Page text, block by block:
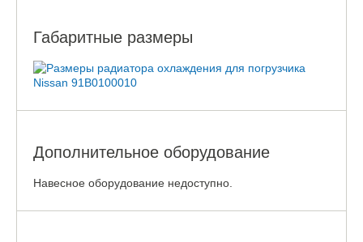
Габаритные размеры
Дополнительное оборудование
Навесное оборудование недоступно.